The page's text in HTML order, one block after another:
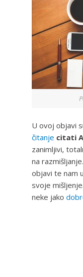
U ovoj objavi
čitanje citati
zanimljivi,
na
objavi te nam
svoje
neke jako